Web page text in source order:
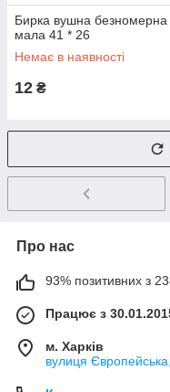
Бирка вушна безномерна
мала 41 * 26
Немає в наявності
12 ₴
Про нас
93% позитивних з
Працює з
м. Харків
вулиця